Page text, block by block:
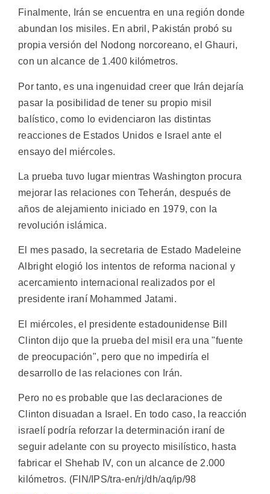
Finalmente, Irán se encuentra en una región donde
abundan los misiles. En abril, Pakistán probó su
propia versión del Nodong norcoreano, el Ghauri,
con un alcance de 1.400 kilómetros.
Por tanto, es una ingenuidad creer que Irán dejaría
pasar la posibilidad de tener su propio misil
balístico, como lo evidenciaron las distintas
reacciones de Estados Unidos e Israel ante el
ensayo del miércoles.
La prueba tuvo lugar mientras Washington procura
mejorar las relaciones con Teherán, después de
años de alejamiento iniciado en 1979, con la
revolución islámica.
El mes pasado, la secretaria de Estado Madeleine
Albright elogió los intentos de reforma nacional y
acercamiento internacional realizados por el
presidente iraní Mohammed Jatami.
El miércoles, el presidente estadounidense Bill
Clinton dijo que la prueba del misil era una "fuente
de preocupación", pero que no impediría el
desarrollo de las relaciones con Irán.
Pero no es probable que las declaraciones de
Clinton disuadan a Israel. En todo caso, la reacción
israelí podría reforzar la determinación iraní de
seguir adelante con su proyecto misilístico, hasta
fabricar el Shehab IV, con un alcance de 2.000
kilómetros. (FIN/IPS/tra-en/rj/dh/aq/ip/98